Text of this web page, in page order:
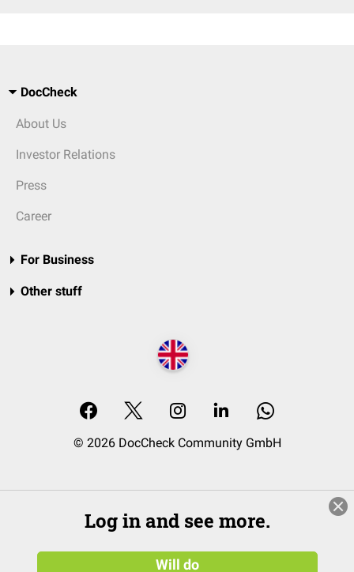
DocCheck
About Us
Investor Relations
Press
Career
For Business
Other stuff
© 2026 DocCheck Community GmbH
Log in and see more.
Will do